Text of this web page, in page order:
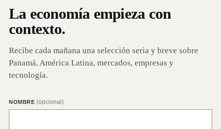
La economía empieza con
contexto.
Recibe cada mañana una selección seria y breve sobre
Panamá, América Latina, mercados, empresas y
tecnología.
NOMBRE (opcional)